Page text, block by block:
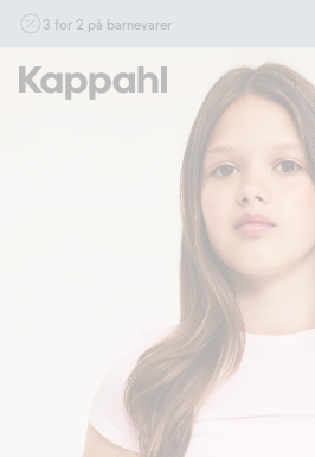
3 for 2 på barnevarer
17/8 i butikk & online for deg som er eller blir
andre tilbud eller rabatter.